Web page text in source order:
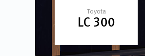
Toyota
LC 300